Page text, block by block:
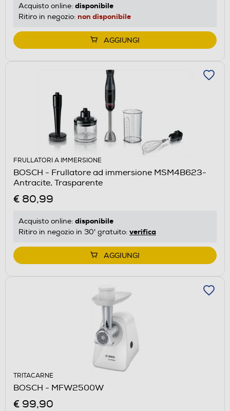
Acquisto online: disponibile
Ritiro in negozio: non disponibile
AGGIUNGI
FRULLATORI A IMMERSIONE
BOSCH - Frullatore ad immersione MSM4B623-
Antracite, Trasparente
€ 80,99
Acquisto online: disponibile
Ritiro in negozio in 30' gratuito: verifica
AGGIUNGI
TRITACARNE
BOSCH - MFW2500W
€ 99,90